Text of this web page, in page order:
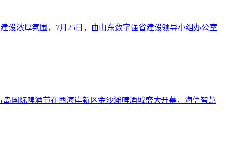
设浓厚氛围，7月25日，由山东数字强省建设领导小组办公室
国际啤酒节在西海岸新区金沙滩啤酒城盛大开幕，海信智慧